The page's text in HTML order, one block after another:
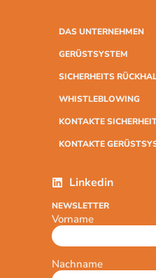
DAS UNTERNEHMEN
GERÜSTSYSTEM
SICHERHEITS
WHISTLEBLOWING
KONTAKTE
KONTAKTE
Linkedin
NEWSLETTER
Vorname
Nachname